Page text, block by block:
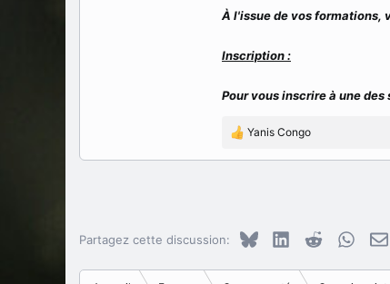
À l'issue de vos formations,
Inscription :
Pour vous inscrire à une
R
s
Yanis Congo
Partagez cette discussion: Bluesky LinkedInReddit